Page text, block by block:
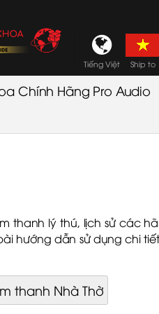
Tiếng Việt Ship to
Chính Hãng Pro Audio
thanh lý thú, lịch sử các
hướng dẫn sử dụng chi
thanh Nhà Thờ